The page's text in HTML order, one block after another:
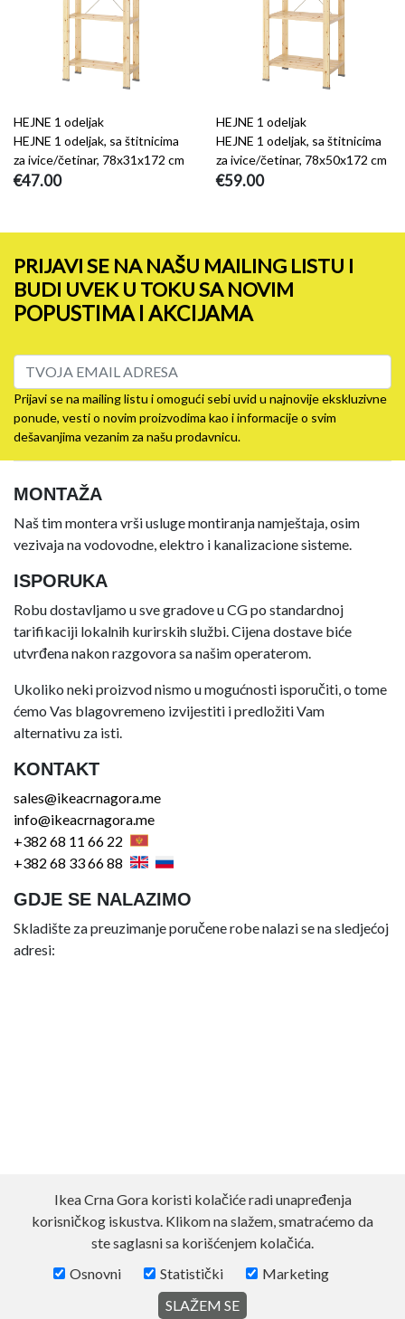
HEJNE 1 odeljak
HEJNE 1 odeljak, sa štitnicima
za ivice/četinar, 78x31x172 cm
€47.00
HEJNE 1 odeljak
HEJNE 1 odeljak, sa štitnicima
za ivice/četinar, 78x50x172 cm
€59.00
PRIJAVI SE NA NAŠU MAILING LISTU I
BUDI UVEK U TOKU SA NOVIM
POPUSTIMA I AKCIJAMA
Prijavi se na mailing listu i omogući sebi uvid u najnovije ekskluzivne
ponude, vesti o novim proizvodima kao i informacije o svim
dešavanjima vezanim za našu prodavnicu.
MONTAŽA
Naš tim montera vrši usluge montiranja namještaja, osim
vezivaja na vodovodne, elektro i kanalizacione sisteme.
ISPORUKA
Robu dostavljamo u sve gradove u CG po standardnoj
tarifikaciji lokalnih kurirskih službi. Cijena dostave biće
utvrđena nakon razgovora sa našim operaterom.
Ukoliko neki proizvod nismo u mogućnosti isporučiti, o tome
ćemo Vas blagovremeno izvijestiti i predložiti Vam
alternativu za isti.
KONTAKT
sales@ikeacrnagora.me
info@ikeacrnagora.me
+382 68 11 66 22
+382 68 33 66 88
GDJE SE NALAZIMO
Skladište za preuzimanje poručene robe nalazi se na sledjećoj
adresi:
www.code581.rs
Ikea Crna Gora koristi kolačiće radi unapređenja
korisničkog iskustva. Klikom na slažem, smatraćemo da
ste saglasni sa korišćenjem kolačića.
Osnovni
Statistički
Marketing
SLAŽEM SE